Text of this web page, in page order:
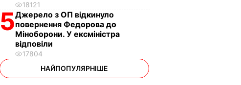
18121
5Джерело з ОП відкинуло
повернення Федорова до
Міноборони. У ексміністра
відповіли
17804
НАЙПОПУЛЯРНІШЕ